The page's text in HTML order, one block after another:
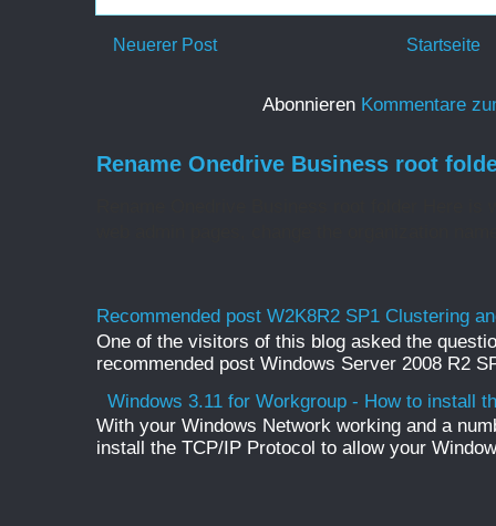
Neuerer Post Startseite
Abonnieren Kommentare
Rename Onedrive Business root
Recommended post W2K8R2 SP1 Clustering
One of the visitors of this blog asked the
recommended post Windows Server 2008 R2
Windows 3.11 for Workgroup - How to install
With your Windows Network working and a
install the TCP/IP Protocol to allow your